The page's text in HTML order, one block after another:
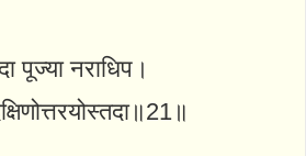
पूज्या नराधिप।